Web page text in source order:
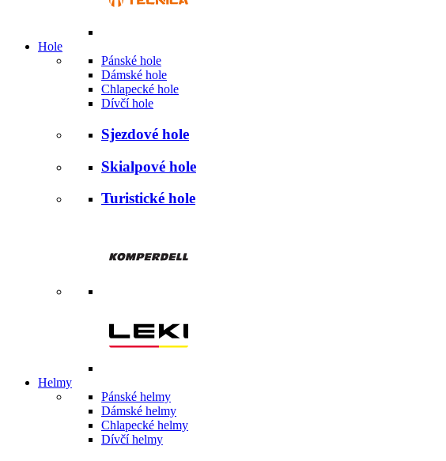
Hole
Pánské hole
Dámské hole
Chlapecké hole
Dívčí hole
Sjezdové hole
Skialpové hole
Turistické hole
Helmy
Pánské helmy
Dámské helmy
Chlapecké helmy
Dívčí helmy